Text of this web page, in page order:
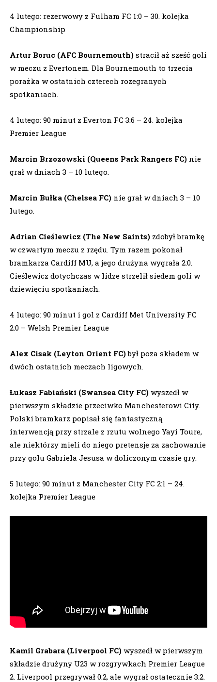
4 lutego: rezerwowy z Fulham FC 1:0 – 30. kolejka
Championship
Artur Boruc (AFC Bournemouth) stracił aż sześć goli
w meczu z Evertonem. Dla Bournemouth to trzecia
porażka w ostatnich czterech rozegranych
spotkaniach.
4 lutego: 90 minut z Everton FC 3:6 – 24. kolejka
Premier League
Marcin Brzozowski (Queens Park Rangers FC) nie
grał w dniach 3 – 10 lutego.
Marcin Bułka (Chelsea FC) nie grał w dniach 3 – 10
lutego.
Adrian Cieślewicz (The New Saints) zdobył bramkę
w czwartym meczu z rzędu. Tym razem pokonał
bramkarza Cardiff MU, a jego drużyna wygrała 2:0.
Cieślewicz dotychczas w lidze strzelił siedem goli w
dziewięciu spotkaniach.
4 lutego: 90 minut i gol z Cardiff Met University FC
2:0 – Welsh Premier League
Alex Cisak (Leyton Orient FC)był poza składem w
dwóch ostatnich meczach ligowych.
Łukasz Fabiański (Swansea City FC) wyszedł w
pierwszym składzie przeciwko Manchesterowi City.
Polski bramkarz popisał się fantastyczną
interwencją przy strzale z rzutu wolnego Yayi Toure,
ale niektórzy mieli do niego pretensje za zachowanie
przy golu Gabriela Jesusa w doliczonym czasie gry.
5 lutego: 90 minut z Manchester City FC 2:1 – 24.
kolejka Premier League
Kamil Grabara (Liverpool FC) wyszedł w pierwszym
składzie drużyny U23 w rozgrywkach Premier League
2. Liverpool przegrywał 0:2, ale wygrał ostatecznie 3:2.